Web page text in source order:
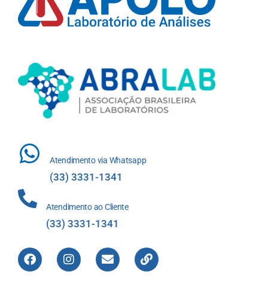
Atendimento via Whatsapp
(33) 3331-1341
Atendimento ao Cliente
(33) 3331-1341